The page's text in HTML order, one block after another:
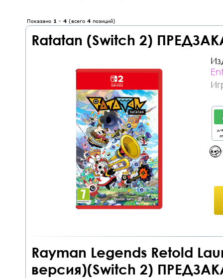
Показано 1 - 4 (всего 4 позиций)
Ratatan (Switch 2)
Rayman Legends Retold
версия)(Switch 2)